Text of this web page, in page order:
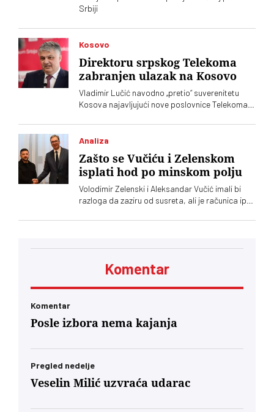
Srbiji
Kosovo
Direktoru srpskog Telekoma
zabranjen ulazak na Kosovo
Vladimir Lučić navodno „pretio“ suverenitetu
Kosova najavljujući nove poslovnice Telekoma
Analiza
Zašto se Vučiću i Zelenskom
isplati hod po minskom polju
Volodimir Zelenski i Aleksandar Vučić imali bi
razloga da zaziru od susreta, ali je računica ipak
trebaju municija i dronovi
Komentar
Komentar
Posle izbora nema kajanja
Pregled nedelje
Veselin Milić uzvraća udarac